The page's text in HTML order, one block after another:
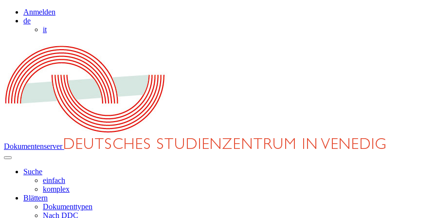
Anmelden
de
it
Dokumentenserver
Suche
einfach
komplex
Blättern
Dokumenttypen
Nach DDC